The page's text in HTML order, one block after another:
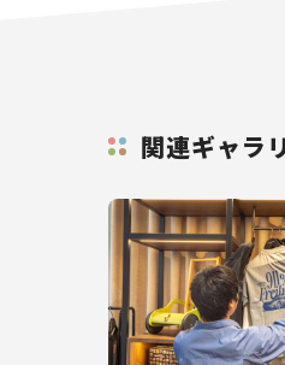
関連ギャラ